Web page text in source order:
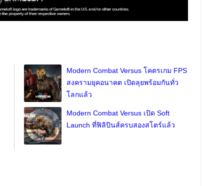
Modern Combat Versus โคตรเกม FPS
สงครามยุคอนาคต เปิดลุยพร้อมกันทั่ว
โลกแล้ว
Modern Combat Versus เปิด Soft
Launch ที่ฟิลิปินส์ครบสองสโตร์แล้ว